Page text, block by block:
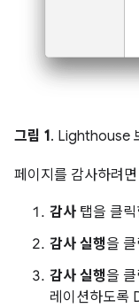
그림 1. Lighthouse
페이지를 감사하려
감사 탭을 클
감사 실행을
감사 실행을
레이션하도록